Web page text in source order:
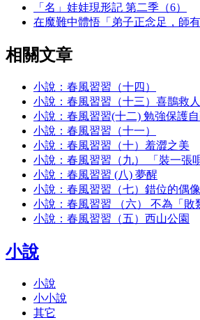
「名」娃娃現形記 第二季（6）
在魔難中體悟「弟子正念足，師
相關文章
小說：春風習習（十四）
小說：春風習習（十三）喜鵲救人
小說：春風習習(十二) 勉強保護自
小說：春風習習（十一）
小說：春風習習（十）羞澀之美
小說：春風習習（九） 「裝一張唄
小說：春風習習 (八) 夢醒
小說：春風習習（七）錯位的偶
小說：春風習習 （六） 不為「敗
小說：春風習習（五）西山公園
小說
小說
小小說
其它